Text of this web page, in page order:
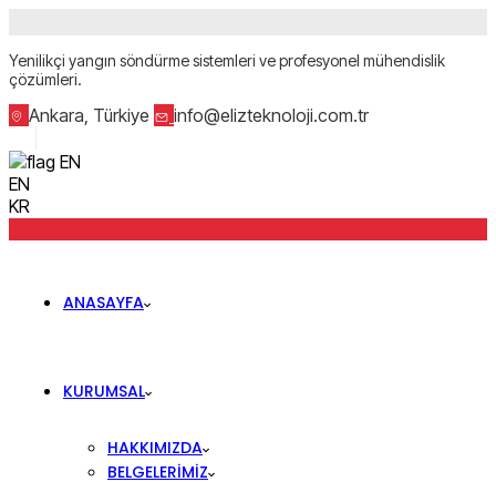
Yenilikçi yangın söndürme sistemleri ve profesyonel mühendislik
çözümleri.
Ankara, Türkiye info@elizteknoloji.com.tr
EN
EN
KR
ANASAYFA
KURUMSAL
HAKKIMIZDA
BELGELERIMIZ